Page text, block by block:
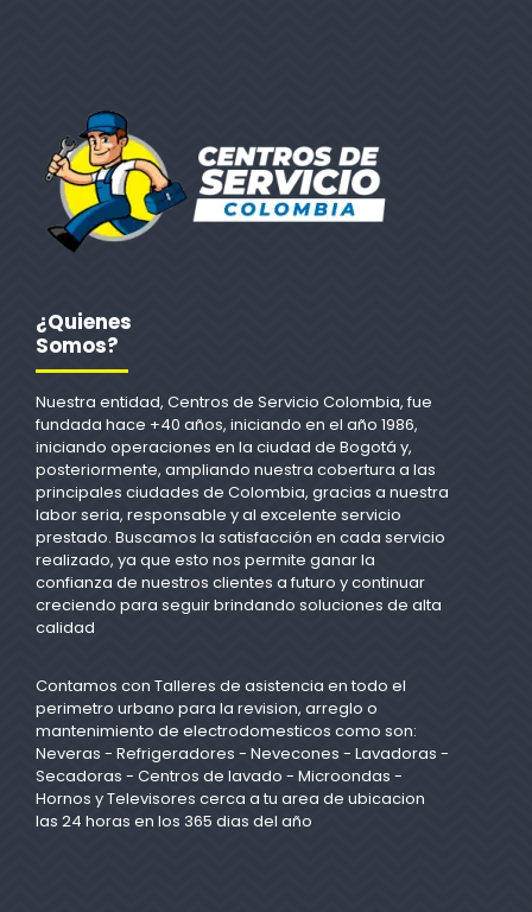
¿Quienes
Somos?
Nuestra entidad, Centros de Servicio Colombia, fue
fundada hace +40 años, iniciando en el año 1986,
iniciando operaciones en la ciudad de Bogotá y,
posteriormente, ampliando nuestra cobertura a las
principales ciudades de Colombia, gracias a nuestra
labor seria, responsable y al excelente servicio
prestado. Buscamos la satisfacción en cada servicio
realizado, ya que esto nos permite ganar la
confianza de nuestros clientes a futuro y continuar
creciendo para seguir brindando soluciones de alta
calidad
Contamos con Talleres de asistencia en todo el
perimetro urbano para la revision, arreglo o
mantenimiento de electrodomesticos como son:
Neveras - Refrigeradores - Nevecones - Lavadoras -
Secadoras - Centros de lavado - Microondas -
Hornos y Televisores cerca a tu area de ubicacion
las 24 horas en los 365 dias del año